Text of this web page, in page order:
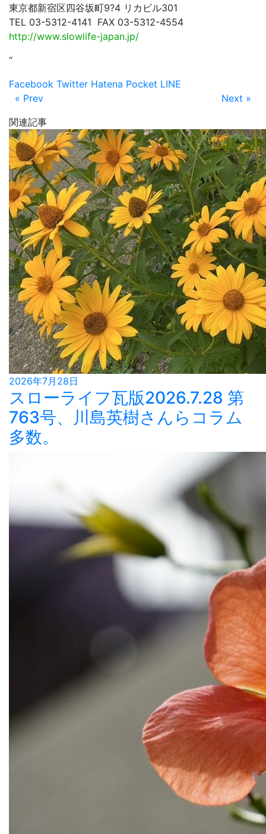
東京都新宿区四谷坂町9?4 リカビル301
TEL 03-5312-4141 FAX 03-5312-4554
http://www.slowlife-japan.jp/
“
Facebook Twitter Hatena Pocket LINE
« Prev
Next »
関連記事
2026年7月28日
スローライフ瓦版2026.7.28 第
763号、川島英樹さんらコラム
多数。